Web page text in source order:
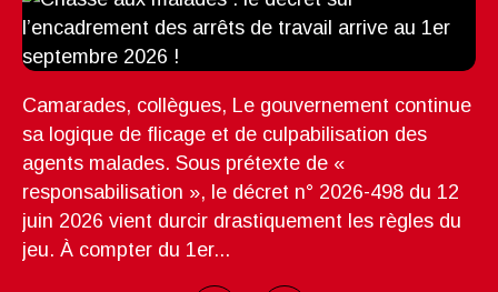
Camarades, collègues, Le gouvernement continue
sa logique de flicage et de culpabilisation des
agents malades. Sous prétexte de «
responsabilisation », le décret n° 2026-498 du 12
juin 2026 vient durcir drastiquement les règles du
jeu. À compter du 1er...